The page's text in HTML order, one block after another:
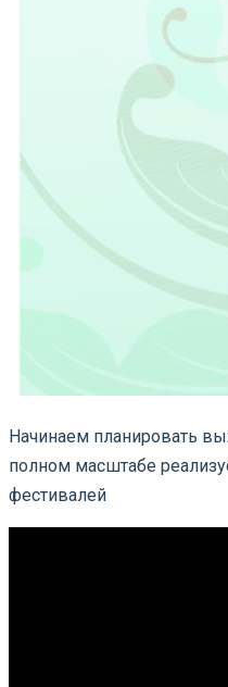
Начинаем планировать
полном масштабе
фестивалей